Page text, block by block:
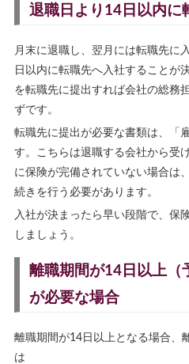
退職日より14日以内に
月末に退職し、翌月には転職先に
日以内に転職先へ入社することが
を転職先に提出すれば会社の総務
ずです。
転職先に提出が必要な書類は、「
す。こちらは退職する会社から受
に保険が完備されていない場合は
続きを行う必要があります。
入社が決まったら早い段階で、保
しましょう。
離職期間が14日以上（
が必要な場合
離職期間が14日以上となる場合、
は